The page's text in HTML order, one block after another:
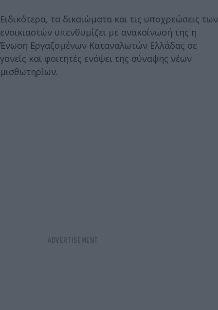
Ειδικότερα, τα δικαιώματα και τις υποχρεώσεις των
ενοικιαστών υπενθυμίζει με ανακοίνωσή της η
Ένωση Εργαζομένων Καταναλωτών Ελλάδας σε
γονείς και φοιτητές ενόψει της σύναψης νέων
μισθωτηρίων.